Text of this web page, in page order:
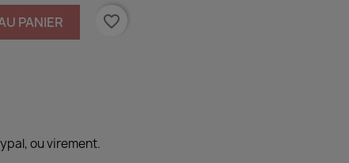
PANIER favorite_border
ou virement.